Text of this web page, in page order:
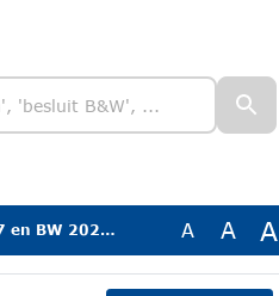
2025 GR Aquon A A A